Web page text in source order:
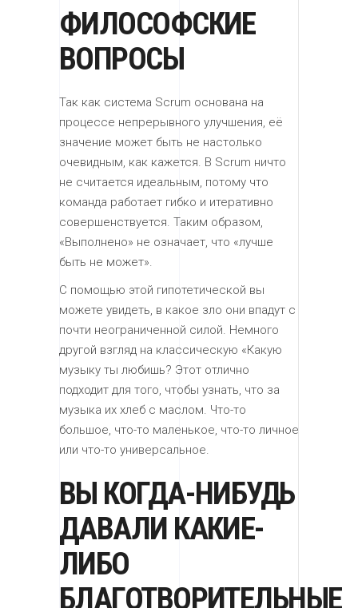
ФИЛОСОФСКИЕ
ВОПРОСЫ
Так как система Scrum основана на
процессе непрерывного улучшения, её
значение может быть не настолько
очевидным, как кажется. В Scrum ничто
не считается идеальным, потому что
команда работает гибко и итеративно
совершенствуется. Таким образом,
«Выполнено» не означает, что «лучше
быть не может».
С помощью этой гипотетической вы
можете увидеть, в какое зло они впадут с
почти неограниченной силой. Немного
другой взгляд на классическую «Какую
музыку ты любишь? Этот отлично
подходит для того, чтобы узнать, что за
музыка их хлеб с маслом. Что-то
большое, что-то маленькое, что-то личное
или что-то универсальное.
ВЫ КОГДА-НИБУДЬ
ДАВАЛИ КАКИЕ-
ЛИБО
БЛАГОТВОРИТЕЛЬНЫЕ